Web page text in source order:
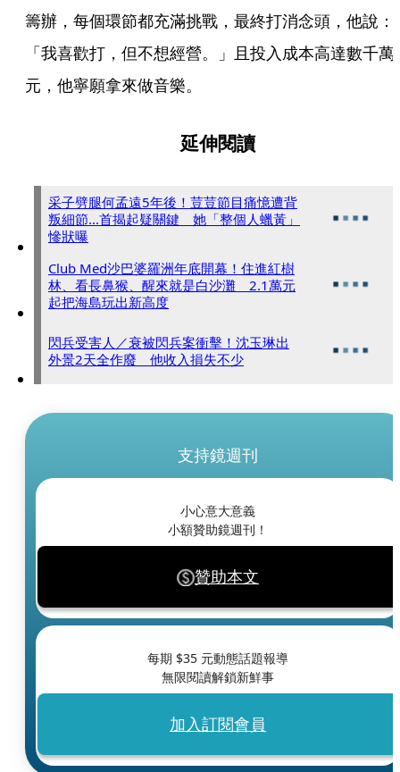
籌辦，每個環節都充滿挑戰，最終打消念頭，他說：
「我喜歡打，但不想經營。」且投入成本高達數千萬
元，他寧願拿來做音樂。
延伸閱讀
采子劈腿何孟遠5年後！荳荳節目痛憶遭背
叛細節...首揭起疑關鍵 她「整個人蠟黃」
慘狀曝
Club Med沙巴婆羅洲年底開幕！住進紅樹
林、看長鼻猴、醒來就是白沙灘 2.1萬元
起把海島玩出新高度
閃兵受害人／衰被閃兵案衝擊！沈玉琳出
外景2天全作廢 他收入損失不少
支持鏡週刊
小心意大意義
小額贊助鏡週刊！
贊助本文
每期 $35 元動態話題報導
無限閱讀解鎖新鮮事
加入訂閱會員